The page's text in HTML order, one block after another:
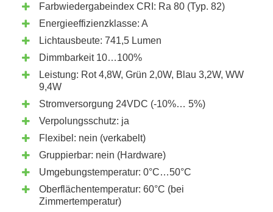
Farbwiedergabeindex CRI: Ra 80 (Typ. 82)
Energieeffizienzklasse: A
Lichtausbeute: 741,5 Lumen
Dimmbarkeit 10…100%
Leistung: Rot 4,8W, Grün 2,0W, Blau 3,2W, WW
9,4W
Stromversorgung 24VDC (-10%… 5%)
Verpolungsschutz: ja
Flexibel: nein (verkabelt)
Gruppierbar: nein (Hardware)
Umgebungstemperatur: 0°C…50°C
Oberflächentemperatur: 60°C (bei
Zimmertemperatur)